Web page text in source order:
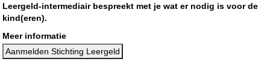
Leergeld-intermediair bespreekt met je wat er nodig is voor de
kind(eren).
Meer informatie
Aanmelden Stichting Leergeld